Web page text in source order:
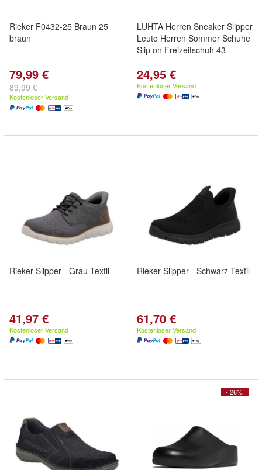
Rieker F0432-25 Braun 25
braun
79,99 €
89,99 €
Kostenloser Versand
LUHTA Herren Sneaker Slipper
Leuto Herren Sommer Schuhe
Slip on Freizeitschuh 43
24,95 €
Kostenloser Versand
Rieker Slipper - Grau Textil
41,97 €
Kostenloser Versand
Rieker Slipper - Schwarz Textil
61,70 €
Kostenloser Versand
- 26%